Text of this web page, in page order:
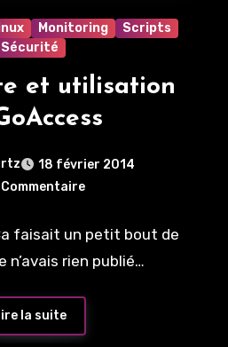
Monitoring
Scripts
Sécurité
et utilisation
18 février 2014
Commentaire
faisait un petit bout de
n’avais rien publié…
la suite